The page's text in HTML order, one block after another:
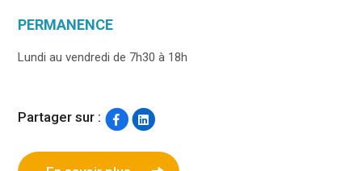
PERMANENCE
Lundi au vendredi de 7h30 à 18h
Partager sur :